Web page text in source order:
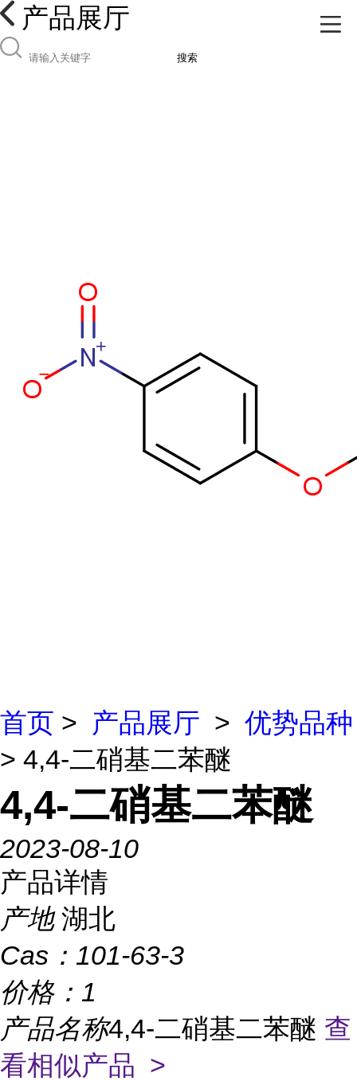
产品展厅
搜索
首页 > 产品展厅 > 优势品种
> 4,4-二硝基二苯醚
4,4-二硝基二苯醚
2023-08-10
产品详情
产地 湖北
Cas： 101-63-3
价格： 1
产品名称4,4-二硝基二苯醚 查
看相似产品 >